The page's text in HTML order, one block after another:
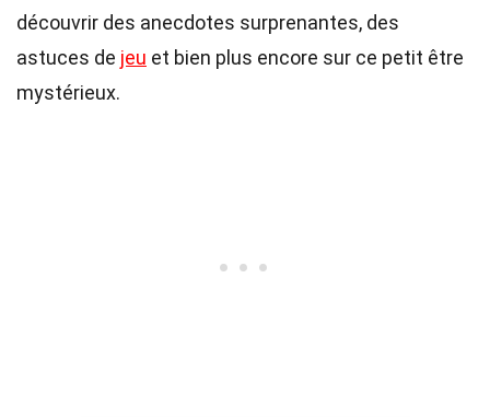
découvrir des anecdotes surprenantes, des
astuces de jeu et bien plus encore sur ce petit être
mystérieux.